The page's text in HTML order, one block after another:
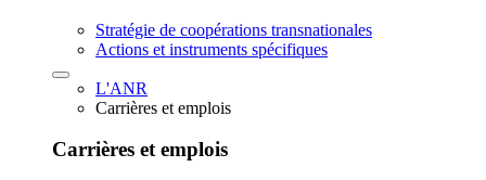
Stratégie de coopérations transnationales
Actions et instruments spécifiques
L'ANR
Carrières et emplois
Carrières et emplois